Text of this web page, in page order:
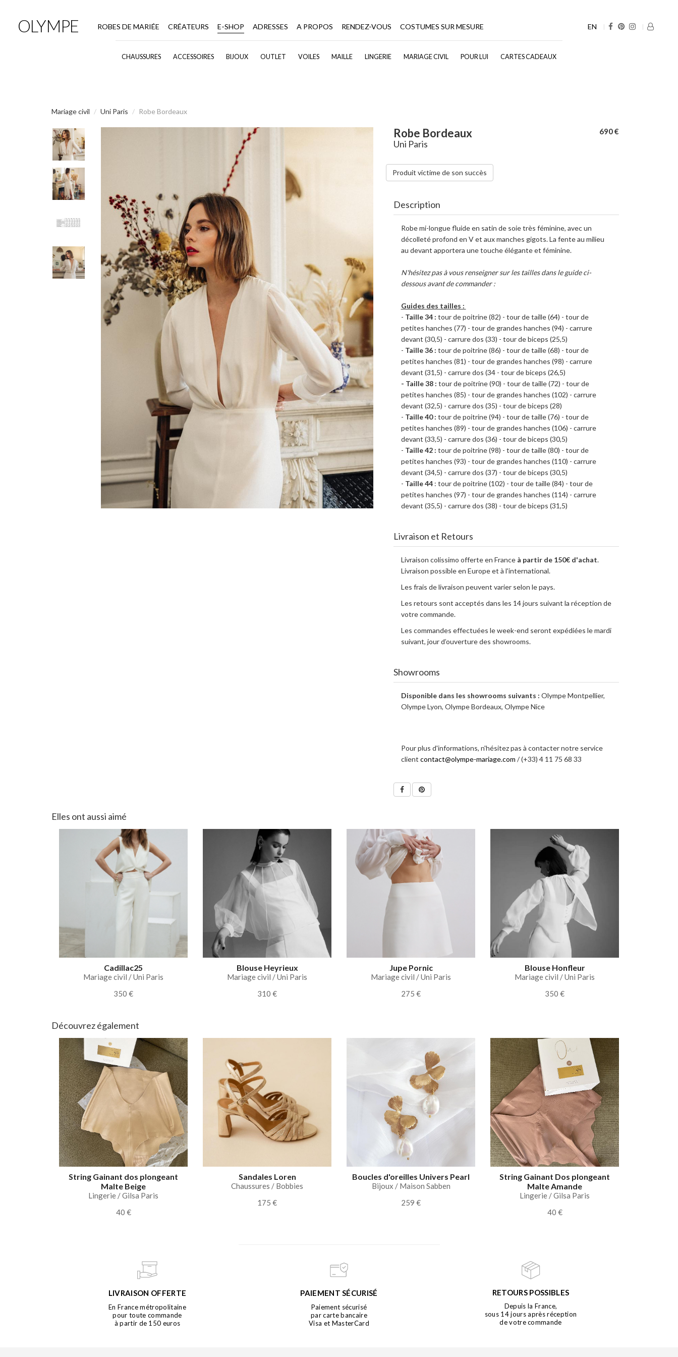
OLYMPE EN
ROBES DE MARIÉE CRÉATEURS E-SHOP ADRESSES A PROPOS RENDEZ-VOUS COSTUMES SUR MESURE
CHAUSSURES ACCESSOIRES BIJOUX OUTLET VOILES MAILLE LINGERIE MARIAGE CIVIL POUR LUI CARTES CADEAUX
Mariage civil Uni Paris Robe Bordeaux
Robe Bordeaux 690 €
Uni Paris
Produit victime de son succès
Description
Robe mi-longue fluide en satin de soie très féminine, avec un
décolleté profond en V et aux manches gigots. La fente au milieu
au devant apportera une touche élégante et féminine.
N'hésitez pas à vous renseigner sur les tailles dans le guide ci-
dessous avant de commander :
Guides des tailles :
- Taille 34 : tour de poitrine (82) - tour de taille (64) - tour de
petites hanches (77) - tour de grandes hanches (94) - carrure
devant (30,5) - carrure dos (33) - tour de biceps (25,5)
- Taille 36 : tour de poitrine (86) - tour de taille (68) - tour de
petites hanches (81) - tour de grandes hanches (98) - carrure
devant (31,5) - carrure dos (34 - tour de biceps (26,5)
- Taille 38 : tour de poitrine (90) - tour de taille (72) - tour de
petites hanches (85) - tour de grandes hanches (102) - carrure
devant (32,5) - carrure dos (35) - tour de biceps (28)
- Taille 40 : tour de poitrine (94) - tour de taille (76) - tour de
petites hanches (89) - tour de grandes hanches (106) - carrure
devant (33,5) - carrure dos (36) - tour de biceps (30,5)
- Taille 42 : tour de poitrine (98) - tour de taille (80) - tour de
petites hanches (93) - tour de grandes hanches (110) - carrure
devant (34,5) - carrure dos (37) - tour de biceps (30,5)
- Taille 44 : tour de poitrine (102) - tour de taille (84) - tour de
petites hanches (97) - tour de grandes hanches (114) - carrure
devant (35,5) - carrure dos (38) - tour de biceps (31,5)
Livraison et Retours
Livraison colissimo offerte en France à partir de 150€ d'achat.
Livraison possible en Europe et à l'international.
Les frais de livraison peuvent varier selon le pays.
Les retours sont acceptés dans les 14 jours suivant la réception de
votre commande.
Les commandes effectuées le week-end seront expédiées le mardi
suivant, jour d’ouverture des showrooms.
Showrooms
Disponible dans les showrooms suivants : Olympe Montpellier,
Olympe Lyon, Olympe Bordeaux, Olympe Nice
Pour plus d'informations, n'hésitez pas à contacter notre service
client contact@olympe-mariage.com / (+33) 4 11 75 68 33
Elles ont aussi aimé
Cadillac25
Mariage civil / Uni Paris
350 €
Blouse Heyrieux
Mariage civil / Uni Paris
310 €
Jupe Pornic
Mariage civil / Uni Paris
275 €
Blouse Honfleur
Mariage civil / Uni Paris
350 €
Découvrez également
String Gainant dos plongeant
Malte Beige
Lingerie / Gilsa Paris
40 €
Sandales Loren
Chaussures / Bobbies
175 €
Boucles d'oreilles Univers Pearl
Bijoux / Maison Sabben
259 €
String Gainant Dos plongeant
Malte Amande
Lingerie / Gilsa Paris
40 €
LIVRAISON OFFERTE
En France métropolitaine
pour toute commande
à partir de 150 euros
PAIEMENT SÉCURISÉ
Paiement sécurisé
par carte bancaire
Visa et MasterCard
RETOURS POSSIBLES
Depuis la France,
sous 14 jours après réception
de votre commande